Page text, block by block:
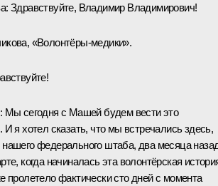
Здравствуйте, Владимир Владимирович!
«Волонтёры‑медики».
Мы сегодня с Машей будем вести это
И я хотел сказать, что мы встречались здесь,
федерального штаба, два месяца
когда начиналась эта волонтёрская
пролетело фактически сто дней с момента